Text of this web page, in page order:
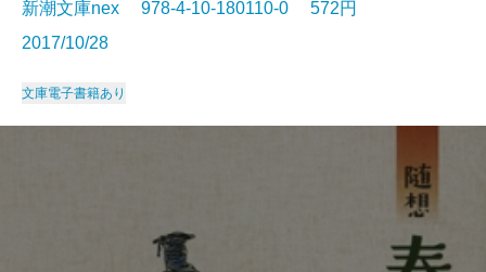
新潮文庫nex 978-4-10-180110-0 572円
2017/10/28
文庫電子書籍あり